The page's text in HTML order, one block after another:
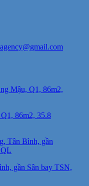
86m2, 35.8
gần Sân bay TSN,